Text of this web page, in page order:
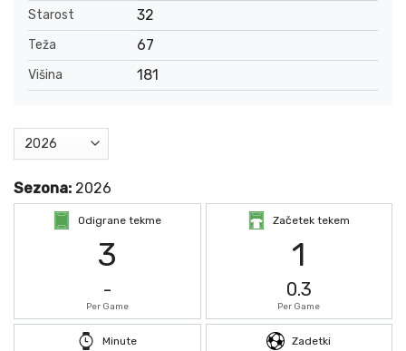
Starost 32
Teža 67
Višina 181
Sezona: 2026
Odigrane tekme
3
-
Per Game
Začetek tekem
1
0.3
Per Game
Minute Zadetki